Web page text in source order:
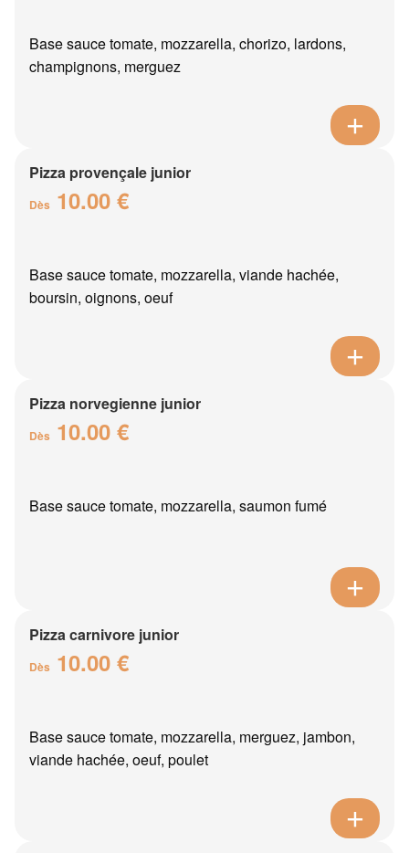
Base sauce tomate, mozzarella, chorizo, lardons,
champignons, merguez
Pizza provençale junior
Dès 10.00 €
Base sauce tomate, mozzarella, viande hachée,
boursin, oignons, oeuf
Pizza norvegienne junior
Dès 10.00 €
Base sauce tomate, mozzarella, saumon fumé
Pizza carnivore junior
Dès 10.00 €
Base sauce tomate, mozzarella, merguez, jambon,
viande hachée, oeuf, poulet